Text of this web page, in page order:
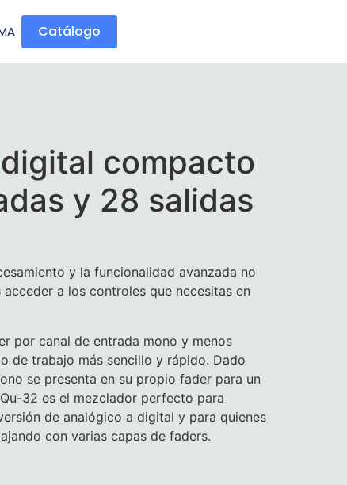
Catálogo
compacto
y 28 salidas
y la funcionalidad avanzada no
a los controles que necesitas en
por canal de entrada mono y menos
de trabajo más sencillo y rápido. Dado
se presenta en su propio fader para un
32 es el mezclador perfecto para
de analógico a digital y para quienes
con varias capas de faders.